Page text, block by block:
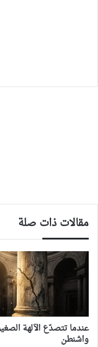
مقالات ذات صلة
‏عندما تتصدّع الآلهة
واشنطن